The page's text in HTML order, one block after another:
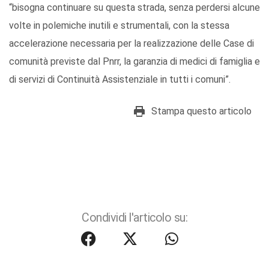
“bisogna continuare su questa strada, senza perdersi alcune
volte in polemiche inutili e strumentali, con la stessa
accelerazione necessaria per la realizzazione delle Case di
comunità previste dal Pnrr, la garanzia di medici di famiglia e
di servizi di Continuità Assistenziale in tutti i comuni”.
Stampa questo articolo
Condividi l'articolo su: